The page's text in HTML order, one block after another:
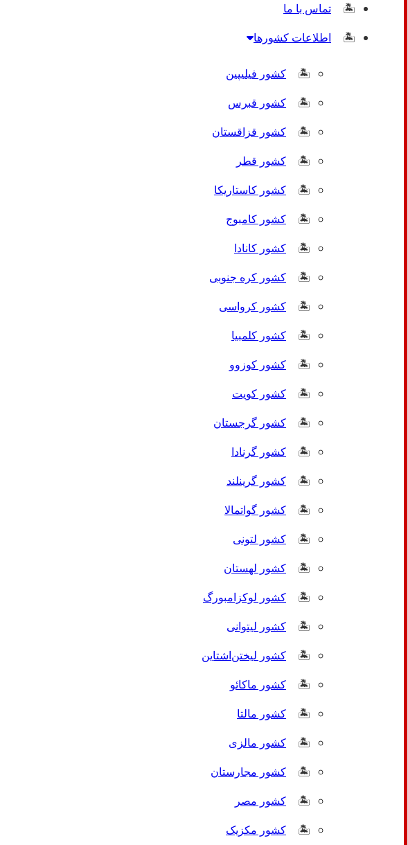
تماس با ما
اطلاعات کشورها
کشور فیلیپین
کشور قبرس
کشور قزاقستان
کشور قطر
کشور کاستاریکا
کشور کامبوج
کشور کانادا
کشور کره جنوبی
کشور کرواسی
کشور کلمبیا
کشور کوزوو
کشور کویت
کشور گرجستان
کشور گرنادا
کشور گرینلند
کشور گواتمالا
کشور لتونی
کشور لهستان
کشور لوکزامبورگ
کشور لیتوانی
کشور لیختن‌اشتاین
کشور ماکائو
کشور مالتا
کشور مالزی
کشور مجارستان
کشور مصر
کشور مکزیک